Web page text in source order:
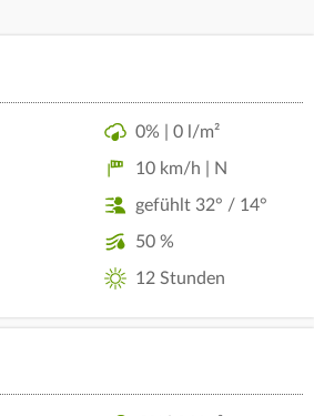
0% | 0 l/m²
10 km/h | N
gefühlt 32° / 14°
50 %
12 Stunden